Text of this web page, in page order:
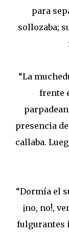
para
sollozaba;
“La
frente
presencia
callaba.
“Dormía el
¡no, no!,
fulgurantes